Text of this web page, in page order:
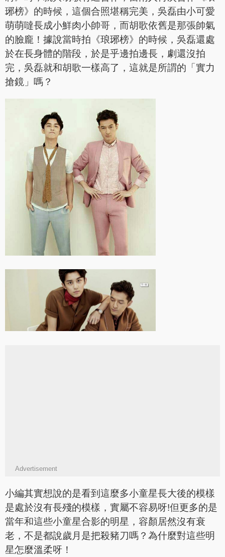
琊榜》的時候，這個合照堪稱完美，吳磊由小可愛
萌萌噠長成小鮮肉小帥哥，而胡歌依舊是那張帥氣
的臉龐！據說當時拍《琅琊榜》的時候，吳磊還處
於在長身體的階段，於是乎邊拍邊長，劇還沒拍
完，吳磊就和胡歌一樣高了，這就是所謂的「實力
搶鏡」嗎？
Advertisement
小編其實想說的是看到這麼多小童星長大後的模樣
是處於沒有長殘的模樣，實屬不容易呀!但更多的是
當年和這些小童星合影的明星，容顏居然沒有衰
老，不是都說歲月是把殺豬刀嗎？為什麼對這些明
星怎麼溫柔呀！